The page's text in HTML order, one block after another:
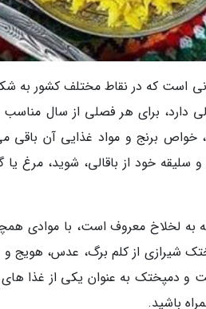
است که در نقاط مختلف کشور
دارد، برای هر فصلی از سال
برنج و مواد غذایی آن باقی
خود از باقالی، شوید، مرغ
لخلاخ معروف است، با موادی
شیرازی از کلم برگ، عدس، هویج
و دمپختک به عنوان یکی از غذا
باشید.